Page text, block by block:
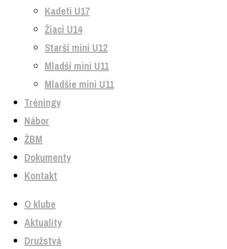
Kadeti U17
Žiaci U14
Starší mini U12
Mladší mini U11
Mladšie mini U11
Tréningy
Nábor
ŽBM
Dokumenty
Kontakt
O klube
Aktuality
Družstvá